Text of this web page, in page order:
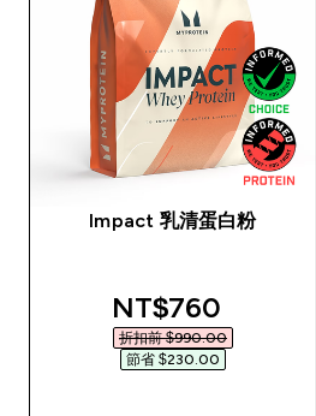
Impact 乳清蛋白粉
discounted price
NT$760‎
折扣前 $990.00‎
節省 $230.00‎